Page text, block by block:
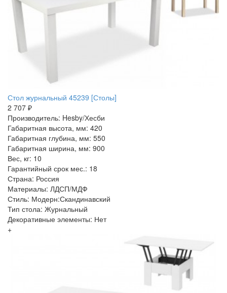
Стол журнальный 45239 [Столы]
2 707 ₽
Производитель: Hesby/Хесби
Габаритная высота, мм: 420
Габаритная глубина, мм: 550
Габаритная ширина, мм: 900
Вес, кг: 10
Гарантийный срок мес.: 18
Страна: Россия
Материалы: ЛДСП/МДФ
Стиль: Модерн:Скандинавский
Тип стола: Журнальный
Декоративные элементы: Нет
+